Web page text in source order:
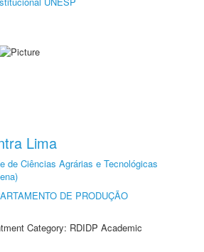
Lima
de Ciências Agrárias e Tecnológicas
DE PRODUÇÃO
Category: RDIDP Academic